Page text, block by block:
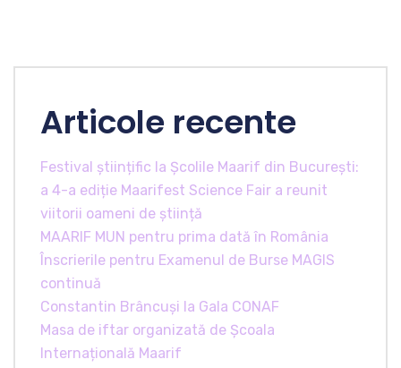
Articole recente
Festival științific la Școlile Maarif din București:
a 4-a ediție Maarifest Science Fair a reunit
viitorii oameni de știință
MAARIF MUN pentru prima dată în România
Înscrierile pentru Examenul de Burse MAGIS
continuă
Constantin Brâncuși la Gala CONAF
Masa de iftar organizată de Școala
Internațională Maarif